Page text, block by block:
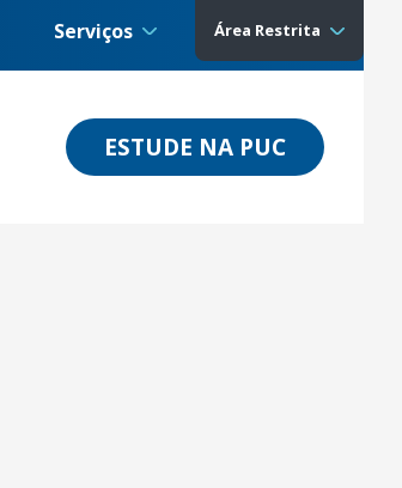
Serviços Área Restrita
ESTUDE NA PUC